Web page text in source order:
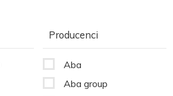
Producenci
Aba
Aba group